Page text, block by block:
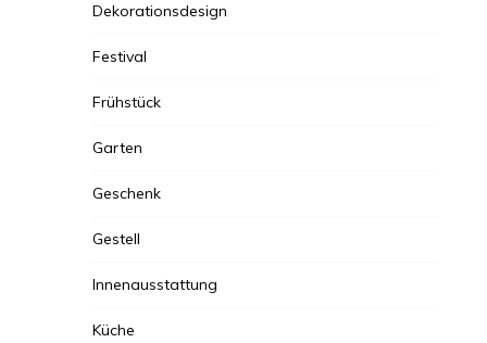
Dekorationsdesign
Festival
Frühstück
Garten
Geschenk
Gestell
Innenausstattung
Küche